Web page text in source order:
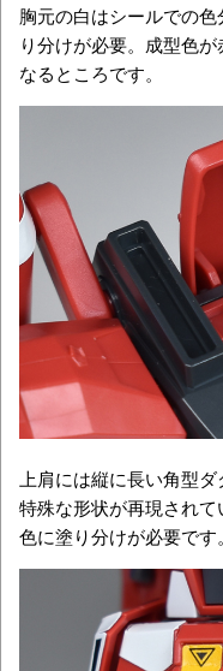
胸元の白はシールでの
り分けが必要。成型色
なるところです。
上肩には縦に長い角型
特殊な形状が再現され
色に塗り分けが必要です。